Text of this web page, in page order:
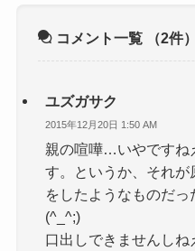
コメント一覧 （2件）
ユズガサク
2015年12月20日 1:50 AM
親の喧嘩…いやですね
す。というか、それが
をしたようなものだ
(^_^;)
口出しできませんし